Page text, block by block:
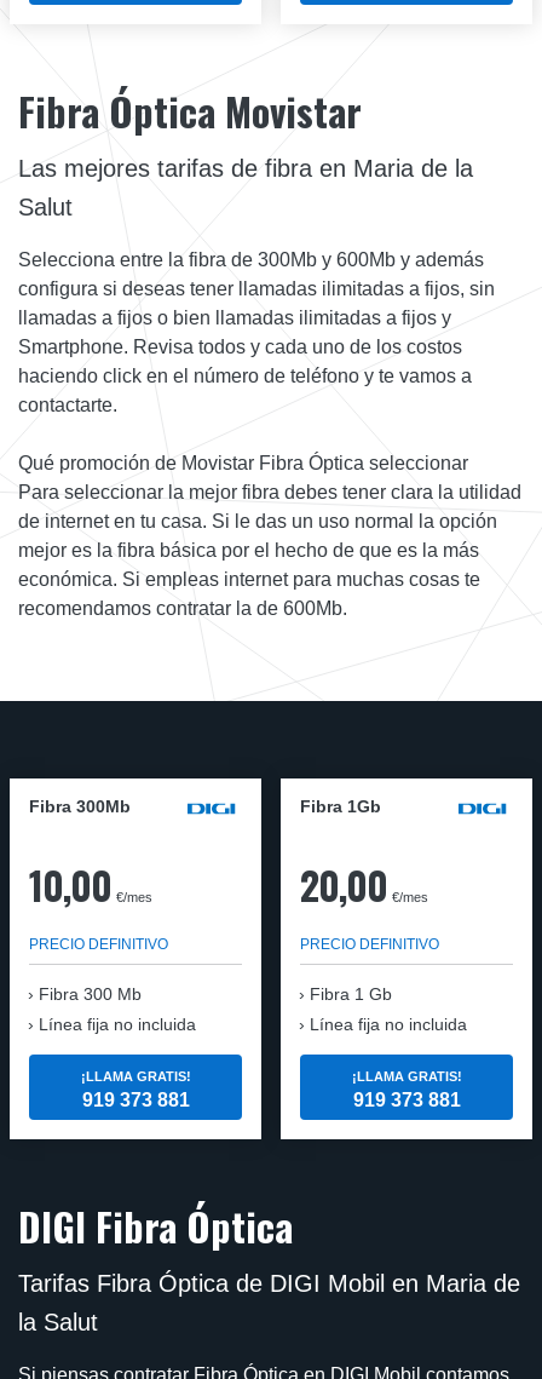
Fibra Óptica Movistar
Las mejores tarifas de fibra en Maria de la
Salut
Selecciona entre la fibra de 300Mb y 600Mb y además
configura si deseas tener llamadas ilimitadas a fijos, sin
llamadas a fijos o bien llamadas ilimitadas a fijos y
Smartphone. Revisa todos y cada uno de los costos
haciendo click en el número de teléfono y te vamos a
contactarte.
Qué promoción de Movistar Fibra Óptica seleccionar
Para seleccionar la mejor fibra debes tener clara la utilidad
de internet en tu casa. Si le das un uso normal la opción
mejor es la fibra básica por el hecho de que es la más
económica. Si empleas internet para muchas cosas te
recomendamos contratar la de 600Mb.
Fibra 300Mb
10,00 €/mes
PRECIO DEFINITIVO
Fibra 300 Mb
Línea fija no incluida
¡LLAMA GRATIS!
919 373 881
Fibra 1Gb
20,00 €/mes
PRECIO DEFINITIVO
Fibra 1 Gb
Línea fija no incluida
¡LLAMA GRATIS!
919 373 881
DIGI Fibra Óptica
Tarifas Fibra Óptica de DIGI Mobil en Maria de
la Salut